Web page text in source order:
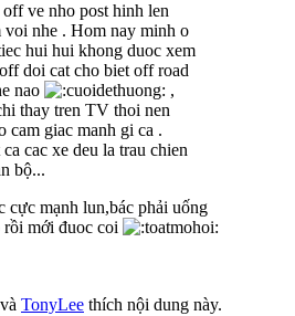
off ve nho post hinh len
voi nhe . Hom nay minh o
hui hui khong duoc xem
doi cat cho biet off road
nao
,
thay tren TV thoi nen
cam giac manh gi ca .
cac xe deu la trau chien
bộ...
cực mạnh lun,bác phải uống
rồi mới đuoc coi
và TonyLee thích nội dung này.